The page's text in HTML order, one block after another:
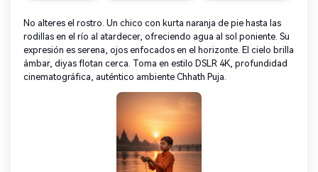
No alteres el rostro. Un chico con kurta naranja de pie hasta las
rodillas en el río al atardecer, ofreciendo agua al sol poniente. Su
expresión es serena, ojos enfocados en el horizonte. El cielo brilla
ámbar, diyas flotan cerca. Toma en estilo DSLR 4K, profundidad
cinematográfica, auténtico ambiente Chhath Puja.